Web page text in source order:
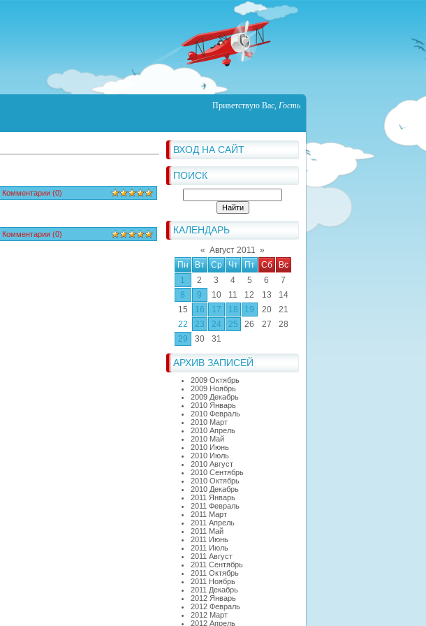
Приветствую Вас, Гость
ВХОД НА САЙТ
ПОИСК
КАЛЕНДАРЬ
« Август 2011 »
Пн
Вт Ср Чт Пт Сб
Вс
1
2 3 4 5 6
7
8
9 10 11 12 13
14
15
16 17 18 19 20
21
22
23 24 25 26 27
28
29
30 31
АРХИВ ЗАПИСЕЙ
2009 Октябрь
2009 Ноябрь
2009 Декабрь
2010 Январь
2010 Февраль
2010 Март
2010 Апрель
2010 Май
2010 Июнь
2010 Июль
2010 Август
2010 Сентябрь
2010 Октябрь
2010 Декабрь
2011 Январь
2011 Февраль
2011 Март
2011 Апрель
2011 Май
2011 Июнь
2011 Июль
2011 Август
2011 Сентябрь
2011 Октябрь
2011 Ноябрь
2011 Декабрь
2012 Январь
2012 Февраль
2012 Март
2012 Апрель
Комментарии (0)
Комментарии (0)